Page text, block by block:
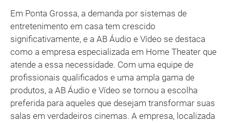
Em Ponta Grossa, a demanda por sistemas de
entretenimento em casa tem crescido
significativamente, e a AB Áudio e Vídeo se destaca
como a empresa especializada em Home Theater que
atende a essa necessidade. Com uma equipe de
profissionais qualificados e uma ampla gama de
produtos, a AB Áudio e Vídeo se tornou a escolha
preferida para aqueles que desejam transformar suas
salas em verdadeiros cinemas. A empresa, localizada